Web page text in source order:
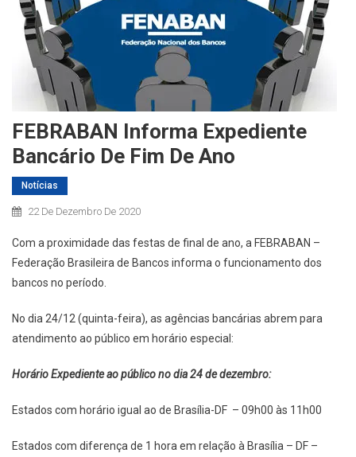
FEBRABAN Informa Expediente
Bancário De Fim De Ano
Notícias
22 De Dezembro De 2020
Com a proximidade das festas de final de ano, a FEBRABAN –
Federação Brasileira de Bancos informa o funcionamento dos
bancos no período.
No dia 24/12 (quinta-feira), as agências bancárias abrem para
atendimento ao público em horário especial:
Horário Expediente ao público no dia 24 de dezembro:
Estados com horário igual ao de Brasília-DF – 09h00 às 11h00
Estados com diferença de 1 hora em relação à Brasília – DF –